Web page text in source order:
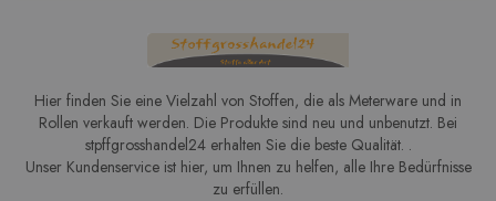
Hier finden Sie eine Vielzahl von Stoffen, die als Meterware und in
Rollen verkauft werden. Die Produkte sind neu und unbenutzt. Bei
stpffgrosshandel24 erhalten Sie die beste Qualität. .
Unser Kundenservice ist hier, um Ihnen zu helfen, alle Ihre Bedürfnisse
zu erfüllen.